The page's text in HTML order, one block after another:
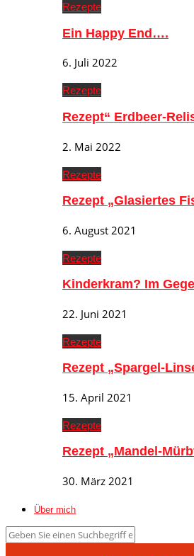
Rezepte
Ein Happy End….
6. Juli 2022
Rezepte
Rezept“ Erdbeer-
2. Mai 2022
Rezepte
Rezept „Glasiertes
6. August 2021
Rezepte
Kinderkram? Im
22. Juni 2021
Rezepte
Rezept „Spargel-
15. April 2021
Rezepte
Rezept „Mandel-
30. März 2021
Über mich